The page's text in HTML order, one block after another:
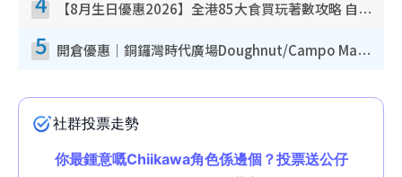
【8月生日優惠2026】全港85大食買玩著數攻略 自助餐/火鍋放題同行免費＋誠品/DONKI送現金券
5 開倉優惠｜銅鑼灣時代廣場Doughnut/Campo Marzio開倉低至1折！背囊、書包、手袋劈價$200起